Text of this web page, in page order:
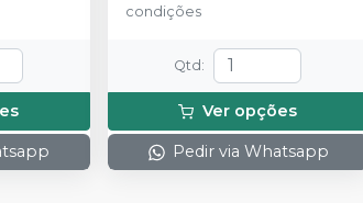
condições
Qtd :
Ver opções
Pedir via Whatsapp